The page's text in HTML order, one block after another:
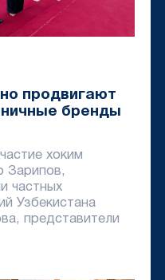
продвигают
бренды
хоким
Зарипов,
частных
Узбекистана
представители